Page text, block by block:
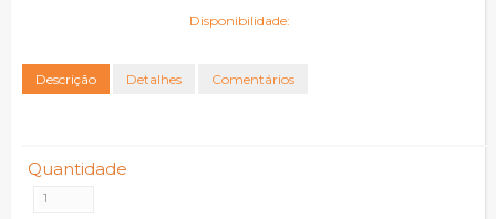
Disponibilidade:
Descrição Detalhes Comentários
Quantidade